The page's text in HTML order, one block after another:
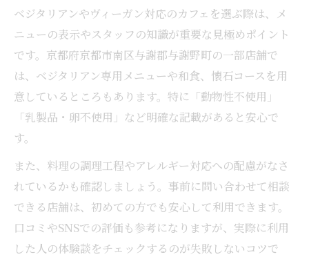
ベジタリアンやヴィーガン対応のカフェを選ぶ際は、メ
ニューの表示やスタッフの知識が重要な見極めポイント
です。京都府京都市南区与謝郡与謝野町の一部店舗で
は、ベジタリアン専用メニューや和食、懐石コースを用
意しているところもあります。特に「動物性不使用」
「乳製品・卵不使用」など明確な記載があると安心で
す。
また、料理の調理工程やアレルギー対応への配慮がなさ
れているかも確認しましょう。事前に問い合わせて相談
できる店舗は、初めての方でも安心して利用できます。
口コミやSNSでの評価も参考になりますが、実際に利用
した人の体験談をチェックするのが失敗しないコツで